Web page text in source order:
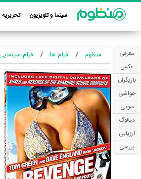
سینما و تلویزیون تحریریه
معرفی
عکس
بازیگران
حواشی
سوتی
دیالوگ
ارزیابی
بررسی
منظوم فیلم ها فیلم سینمایی Revenge of the Boarding School Dropouts (2009)